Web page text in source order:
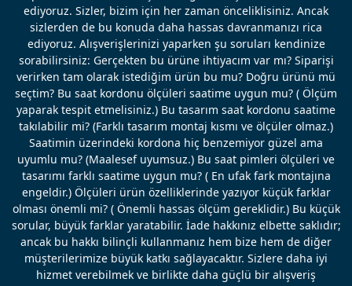
ediyoruz. Sizler, bizim için her zaman önceliklisiniz. Ancak
sizlerden de bu konuda daha hassas davranmanızı rica
ediyoruz. Alışverişlerinizi yaparken şu soruları kendinize
sorabilirsiniz: Gerçekten bu ürüne ihtiyacım var mı? Siparişi
verirken tam olarak istediğim ürün bu mu? Doğru ürünü mü
seçtim? Bu saat kordonu ölçüleri saatime uygun mu? ( Ölçüm
yaparak tespit etmelisiniz.) Bu tasarım saat kordonu saatime
takılabilir mi? (Farklı tasarım montaj kısmı ve ölçüler olmaz.)
Saatimin üzerindeki kordona hiç benzemiyor güzel ama
uyumlu mu? (Maalesef uyumsuz.) Bu saat pimleri ölçüleri ve
tasarımı farklı saatime uygun mu? ( En ufak fark montajına
engeldir.) Ölçüleri ürün özelliklerinde yazıyor küçük farklar
olması önemli mi? ( Önemli hassas ölçüm gereklidir.) Bu küçük
sorular, büyük farklar yaratabilir. İade hakkınız elbette saklıdır;
ancak bu hakkı bilinçli kullanmanız hem bize hem de diğer
müşterilerimize büyük katkı sağlayacaktır. Sizlere daha iyi
hizmet verebilmek ve birlikte daha güçlü bir alışveriş